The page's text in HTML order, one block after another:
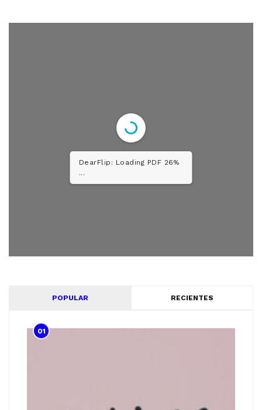
DearFlip: Loading PDF 52%
...
POPULAR RECIENTES
01